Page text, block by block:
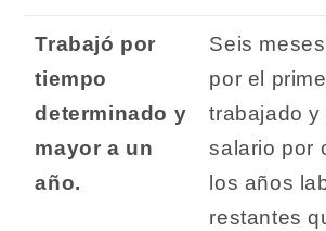
Trabajó por
tiempo
determinado y
mayor a un
año.
Seis
por el
trabajado
salario por
los años
restantes